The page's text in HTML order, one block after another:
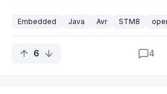
освобождении памяти - из-за
если добавить еще работу с
Embedded Java Avr STM8
6 4